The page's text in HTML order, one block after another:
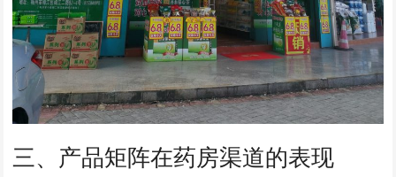
三、产品矩阵在药房渠道的表现